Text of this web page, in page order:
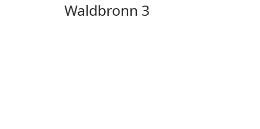
Waldbronn 3